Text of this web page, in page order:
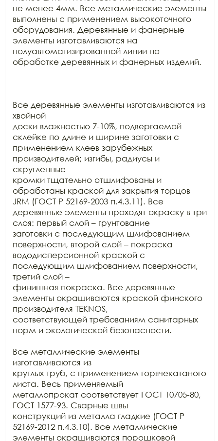
не менее 4мм. Все металлические элементы
выполнены с применением высокоточного
оборудования. Деревянные и фанерные
элементы изготавливаются на
полуавтоматизированной линии по
обработке деревянных и фанерных изделий.
Все деревянные элементы изготавливаются из
хвойной
доски влажностью 7-10%, подвергаемой
склейке по длине и ширине заготовки с
применением клеев зарубежных
производителей; изгибы, радиусы и
скругленные
кромки тщательно отшлифованы и
обработаны краской для закрытия торцов
JRM (ГОСТ Р 52169-2003 п.4.3.11). Все
деревянные элементы проходят окраску в три
слоя: первый слой – грунтование
заготовки с последующим шлифованием
поверхности, второй слой – покраска
вододисперсионной краской с
последующим шлифованием поверхности,
третий слой –
финишная покраска. Все деревянные
элементы окрашиваются краской финского
производителя TEKNOS,
соответствующей требованиям санитарных
норм и экологической безопасности.
Все металлические элементы
изготавливаются из
круглых труб, с применением горячекатаного
листа. Весь применяемый
металлопрокат соответствует ГОСТ 10705-80,
ГОСТ 1577-93. Сварные швы
конструкций из металла гладкие (ГОСТ Р
52169-2012 п.4.3.10). Все металлические
элементы окрашиваются порошковой